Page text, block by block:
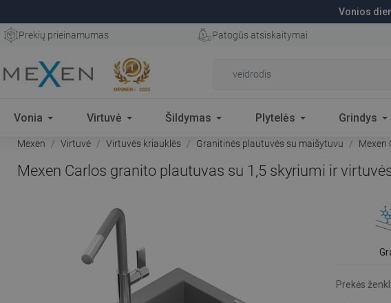
Vonios
Prekių prieinamumas Patogūs atsiskaitymai
Vonia Virtuvė Šildymas Plytelės Grindys
Mexen Virtuvė Virtuvės kriauklės Granitinės plautuvės su maišytuvu Mexen
Mexen Carlos granito plautuvas su 1,5 skyriumi ir
Prekės